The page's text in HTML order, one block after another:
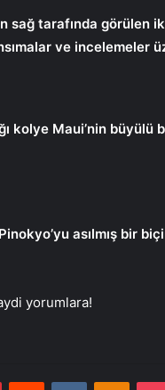
sağ tarafında görülen
ve incelemeler
kolye Maui’nin büyülü
asılmış bir
yorumlara!
PinterestReddit VKontakte